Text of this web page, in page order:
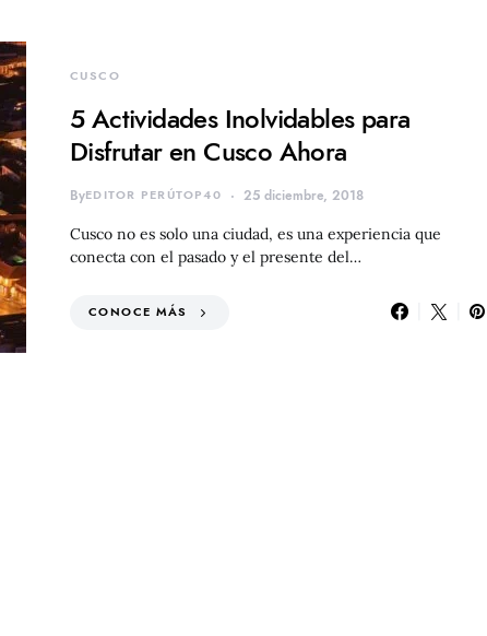
CUSCO
5 Actividades Inolvidables para
Disfrutar en Cusco Ahora
ByEDITOR PERÚTOP40 25 diciembre, 2018
Cusco no es solo una ciudad, es una experiencia que
conecta con el pasado y el presente del…
CONOCE MÁS